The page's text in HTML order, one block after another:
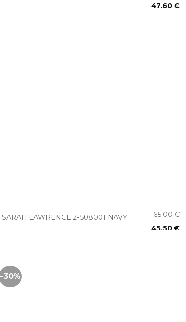
47.60 €
SARAH LAWRENCE 2-508001 NAVY 65.00€
45.50 €
-30%